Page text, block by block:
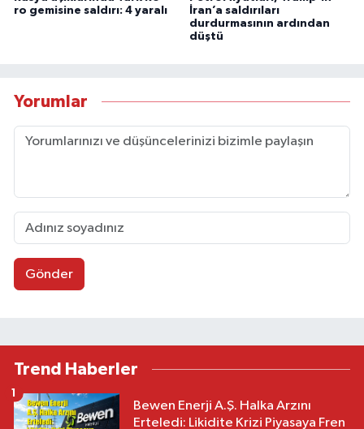
ro gemisine saldırı: 4 yaralı
İran’a saldırıları
durdurmasının ardından
düştü
Yorumlar
Gönder
Trend Haberler
Bewen Enerji A.Ş. Halka Arzını
Erteledi: Likidite Krizi Piyasaya Fren
1